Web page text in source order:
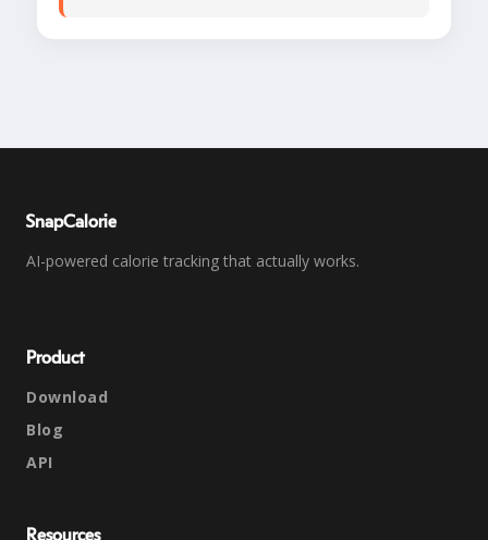
SnapCalorie
AI-powered calorie tracking that actually works.
Product
Download
Blog
API
Resources